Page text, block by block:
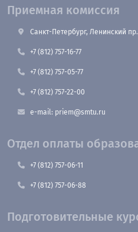
Приемная комиссия
Санкт-Петербург, Ленинский
+7 (812) 757-16-77
+7 (812) 757-05-77
+7 (812) 757-22-00
e-mail: priem@smtu.ru
Отдел оплаты
+7 (812) 757-06-11
+7 (812) 757-06-88
Подготовительные